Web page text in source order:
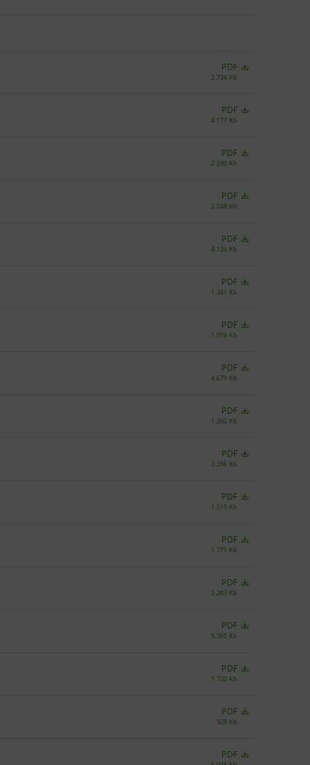
PDF
2.734 Kb
PDF
4.177 Kb
PDF
2.590 Kb
PDF
2.048 Kb
PDF
4.126 Kb
PDF
1.341 Kb
PDF
1.976 Kb
PDF
4.679 Kb
PDF
1.392 Kb
PDF
2.396 Kb
PDF
1.515 Kb
PDF
1.771 Kb
PDF
2.283 Kb
PDF
5.355 Kb
PDF
1.720 Kb
PDF
928 Kb
PDF